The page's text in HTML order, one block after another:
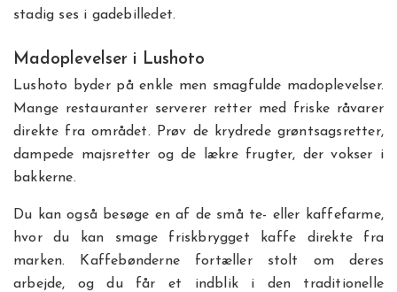
stadig ses i gadebilledet.
Madoplevelser i Lushoto
Lushoto byder på enkle men smagfulde madoplevelser.
Mange restauranter serverer retter med friske råvarer
direkte fra området. Prøv de krydrede grøntsagsretter,
dampede majsretter og de lækre frugter, der vokser i
bakkerne.
Du kan også besøge en af de små te- eller kaffefarme,
hvor du kan smage friskbrygget kaffe direkte fra
marken. Kaffebønderne fortæller stolt om deres
arbejde, og du får et indblik i den traditionelle